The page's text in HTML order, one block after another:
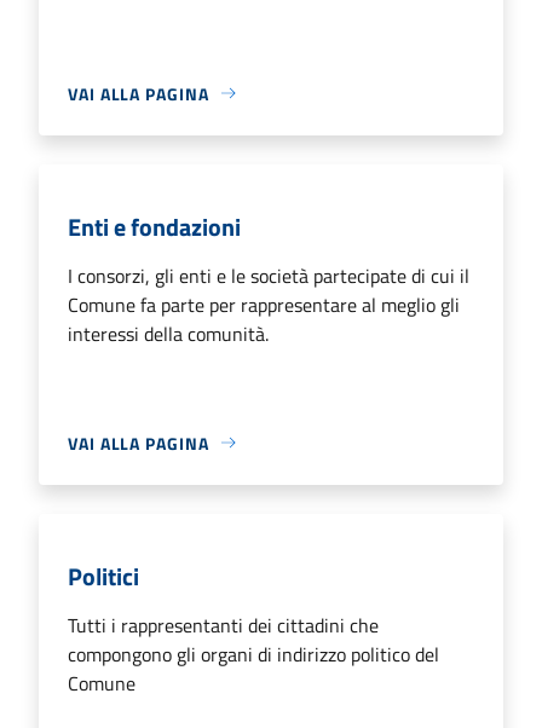
VAI ALLA PAGINA
Enti e fondazioni
I consorzi, gli enti e le società partecipate di cui il
Comune fa parte per rappresentare al meglio gli
interessi della comunità.
VAI ALLA PAGINA
Politici
Tutti i rappresentanti dei cittadini che
compongono gli organi di indirizzo politico del
Comune